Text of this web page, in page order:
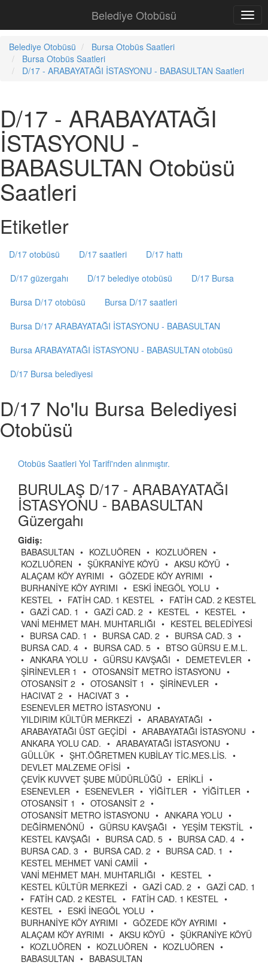
Belediye Otobüsü
Belediye Otobüsü
Bursa Otobüs Saatleri
Bursa Otobüs Saatleri
D/17 - ARABAYATAĞI İSTASYONU - BABASULTAN Saatleri
D/17 - ARABAYATAĞI
İSTASYONU -
BABASULTAN Otobüsü
Saatleri
Etiketler
D/17 otobüsü D/17 saatleri
D/17 hattı
D/17 güzergahı
D/17 belediye otobüsü
D/17 Bursa
Bursa D/17 otobüsü
Bursa D/17 saatleri
Bursa D/17 ARABAYATAĞI İSTASYONU - BABASULTAN
Bursa ARABAYATAĞI İSTASYONU - BABASULTAN otobüsü
D/17 Bursa belediyesi
D/17 No'lu Bursa Belediyesi
Otobüsü
Otobüs Saatleri Yol Tarifi'nden alınmıştır.
BURULAŞ D/17 - ARABAYATAĞI
İSTASYONU - BABASULTAN
Güzergahı
Gidiş:
BABASULTAN • KOZLUÖREN • KOZLUÖREN •
KOZLUÖREN • ŞÜKRANİYE KÖYÜ • AKSU KÖYÜ •
ALAÇAM KÖY AYRIMI • GÖZEDE KÖY AYRIMI •
BURHANİYE KÖY AYRIMI • ESKİ İNEGÖL YOLU •
KESTEL • FATİH CAD. 1 KESTEL • FATİH CAD. 2 KESTEL
• GAZİ CAD. 1 • GAZİ CAD. 2 • KESTEL • KESTEL •
VANİ MEHMET MAH. MUHTARLIĞI • KESTEL BELEDİYESİ
• BURSA CAD. 1 • BURSA CAD. 2 • BURSA CAD. 3 •
BURSA CAD. 4 • BURSA CAD. 5 • BTSO GÜRSU E.M.L.
• ANKARA YOLU • GÜRSU KAVŞAĞI • DEMETEVLER •
ŞİRİNEVLER 1
• OTOSANSİT METRO İSTASYONU •
OTOSANSİT 2 • OTOSANSİT 1 • ŞİRİNEVLER •
HACIVAT 2 • HACIVAT 3 •
ESENEVLER METRO İSTASYONU •
YILDIRIM KÜLTÜR MERKEZİ • ARABAYATAĞI •
ARABAYATAĞI ÜST GEÇİDİ • ARABAYATAĞI İSTASYONU •
ANKARA YOLU CAD. • ARABAYATAĞI İSTASYONU •
GÜLLÜK • ŞHT.ÖĞRETMEN KUBİLAY TİC.MES.LİS. •
DEVLET MALZEME OFİSİ •
ÇEVİK KUVVET ŞUBE MÜDÜRLÜĞÜ • ERİKLİ •
ESENEVLER • ESENEVLER • YİĞİTLER • YİĞİTLER •
OTOSANSİT 1
• OTOSANSİT 2 •
OTOSANSİT METRO İSTASYONU • ANKARA YOLU •
DEĞİRMENÖNÜ • GÜRSU KAVŞAĞI • YEŞİM TEKSTİL •
KESTEL KAVŞAĞI • BURSA CAD. 5 • BURSA CAD. 4 •
BURSA CAD. 3 • BURSA CAD. 2 • BURSA CAD. 1
•
KESTEL MEHMET VANİ CAMİİ •
VANİ MEHMET MAH. MUHTARLIĞI • KESTEL •
KESTEL KÜLTÜR MERKEZİ • GAZİ CAD. 2 • GAZİ CAD. 1
• FATİH CAD. 2 KESTEL • FATİH CAD. 1 KESTEL •
KESTEL • ESKİ İNEGÖL YOLU •
BURHANİYE KÖY AYRIMI • GÖZEDE KÖY AYRIMI •
ALAÇAM KÖY AYRIMI • AKSU KÖYÜ • ŞÜKRANİYE KÖYÜ
• KOZLUÖREN • KOZLUÖREN • KOZLUÖREN •
BABASULTAN • BABASULTAN